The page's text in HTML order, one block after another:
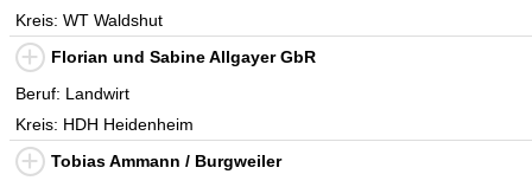
Kreis: WT Waldshut
Florian und Sabine Allgayer GbR
Beruf: Landwirt
Kreis: HDH Heidenheim
Tobias Ammann / Burgweiler